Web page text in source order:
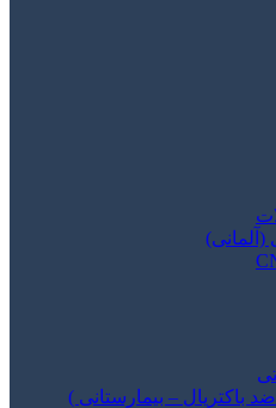
ضد باکتریال – بیمارستانی )